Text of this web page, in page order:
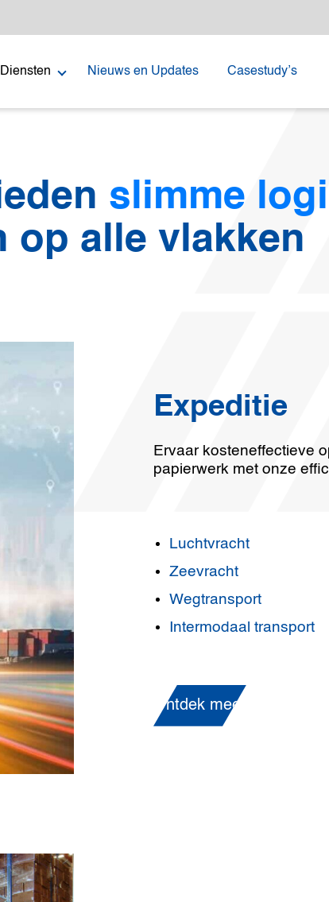
Diensten Nieuws en Updates Casestudy’s
slimme
op alle vlakken
Expeditie
Ervaar kosteneffectieve
papierwerk met onze
Luchtvracht
Zeevracht
Wegtransport
Intermodaal transport
Ontdek meer